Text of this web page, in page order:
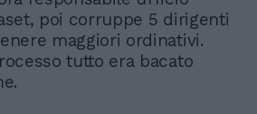
poi corruppe 5 dirigenti
maggiori ordinativi.
tutto era bacato